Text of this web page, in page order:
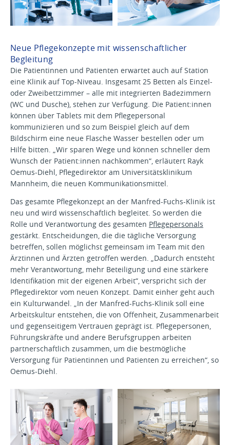
Neue Pflegekonzepte mit wissenschaftlicher
Begleitung
Die Patientinnen und Patienten erwartet auch auf Station
eine Klinik auf Top-Niveau. Insgesamt 25 Betten als Einzel-
oder Zweibettzimmer – alle mit integrierten Badezimmern
(WC und Dusche), stehen zur Verfügung. Die Patient:innen
können über Tablets mit dem Pflegepersonal
kommunizieren und so zum Beispiel gleich auf dem
Bildschirm eine neue Flasche Wasser bestellen oder um
Hilfe bitten. „Wir sparen Wege und können schneller dem
Wunsch der Patient:innen nachkommen“, erläutert Rayk
Oemus-Diehl, Pflegedirektor am Universitätsklinikum
Mannheim, die neuen Kommunikationsmittel.
Das gesamte Pflegekonzept an der Manfred-Fuchs-Klinik ist
neu und wird wissenschaftlich begleitet. So werden die
Rolle und Verantwortung des gesamten Pflegepersonals
gestärkt. Entscheidungen, die die tägliche Versorgung
betreffen, sollen möglichst gemeinsam im Team mit den
Ärztinnen und Ärzten getroffen werden. „Dadurch entsteht
mehr Verantwortung, mehr Beteiligung und eine stärkere
Identifikation mit der eigenen Arbeit“, verspricht sich der
Pflegedirektor vom neuen Konzept. Damit einher geht auch
ein Kulturwandel. „In der Manfred-Fuchs-Klinik soll eine
Arbeitskultur entstehen, die von Offenheit, Zusammenarbeit
und gegenseitigem Vertrauen geprägt ist. Pflegepersonen,
Führungskräfte und andere Berufsgruppen arbeiten
partnerschaftlich zusammen, um die bestmögliche
Versorgung für Patientinnen und Patienten zu erreichen“, so
Oemus-Diehl.